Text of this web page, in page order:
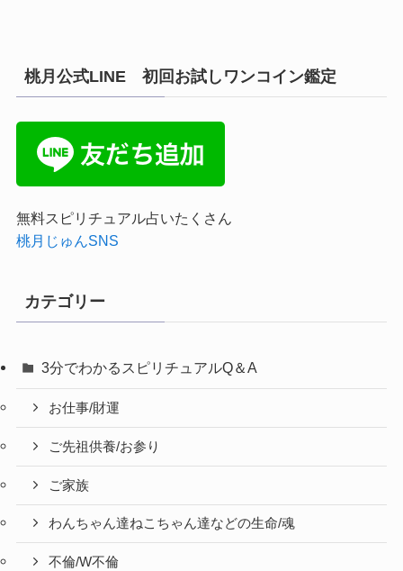
桃月公式LINE 初回お試しワンコイン鑑定
無料スピリチュアル占いたくさん
桃月じゅんSNS
カテゴリー
3分でわかるスピリチュアルQ＆A
お仕事/財運
ご先祖供養/お参り
ご家族
わんちゃん達ねこちゃん達などの生命/魂
不倫/W不倫